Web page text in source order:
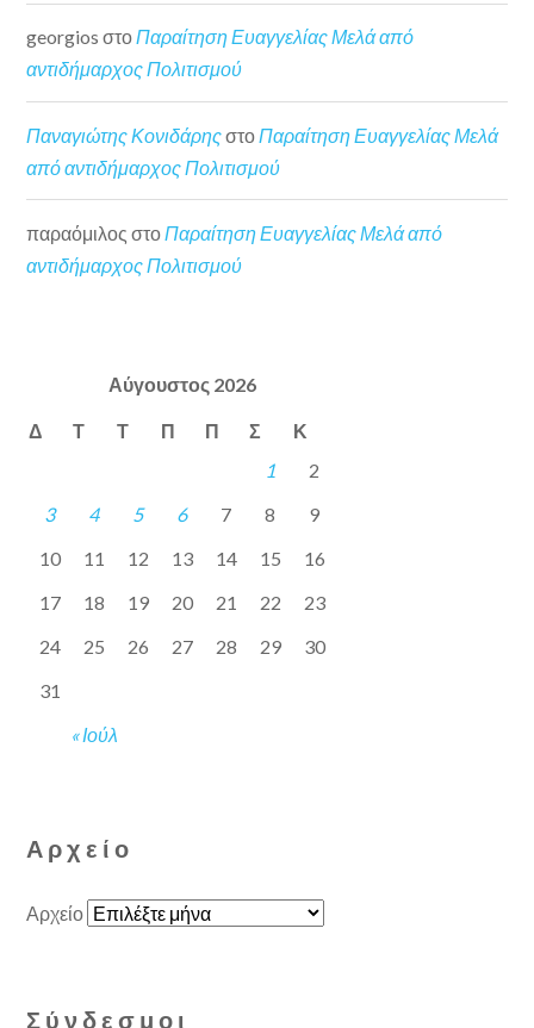
georgios στοΠαραίτηση Ευαγγελίας Μελά από
αντιδήμαρχος Πολιτισμού
Παναγιώτης Κονιδάρηςστο Παραίτηση Ευαγγελίας Μελά
από αντιδήμαρχος Πολιτισμού
παραόμιλος στο Παραίτηση Ευαγγελίας Μελά από
αντιδήμαρχος Πολιτισμού
Αύγουστος 2026
Δ Τ Τ Π Π Σ Κ
« Ιούλ
1
2
3
4 5 6 7 8
9
10
11 12 13 14 15
16
17
18 19 20 21 22
23
24
25 26 27 28 29
30
31
Αρχείο
Αρχείο
Σύνδεσμοι